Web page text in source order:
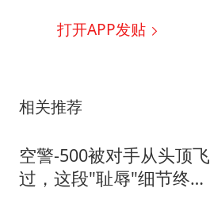
打开APP发贴
相关推荐
空警-500被对手从头顶飞
过，这段"耻辱"细节终于